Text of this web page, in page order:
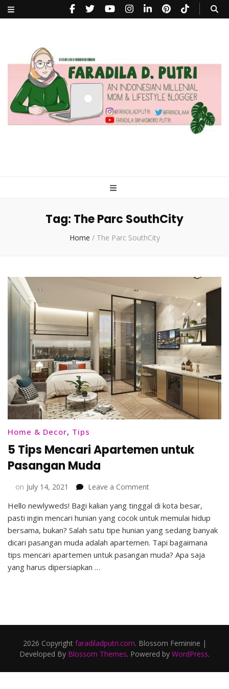
Tag: The Parc SouthCity
Home / The Parc SouthCity
Home & Decor, Tips
5 Tips Mencari Apartemen untuk
Pasangan Muda
on July 14, 2021 Leave a Commenton
Tips
Mencari
Apartemen
untuk
Pasangan
Hello newlyweds! Bagi kalian yang tinggal di kota besar,
pasti ingin mencari hunian yang cocok untuk memulai hidup
bersama, bukan? Salah satu tipe hunian yang sedang banyak
dicari pasangan muda adalah apartemen. Tapi bagaimana
tips mencari apartemen untuk pasangan muda? Apa saja
yang harus dipersiapkan …
2026 Copyright faradiladputri.com. Blossom Feminine |
Developed By Blossom Themes. Powered by WordPress.